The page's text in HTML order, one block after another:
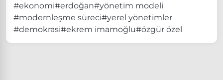
#ekonomi#erdoğan#yönetim modeli
#modernleşme süreci#yerel yönetimler
#demokrasi#ekrem imamoğlu#özgür özel